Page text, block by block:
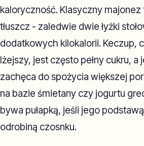
kaloryczność. Klasyczny
tłuszcz - zaledwie dwie łyżki
dodatkowych kilokalorii. Keczup,
lżejszy, jest często pełny cukru, a
zachęca do spożycia większej
na bazie śmietany czy jogurtu
bywa pułapką, jeśli jego
odrobiną czosnku.